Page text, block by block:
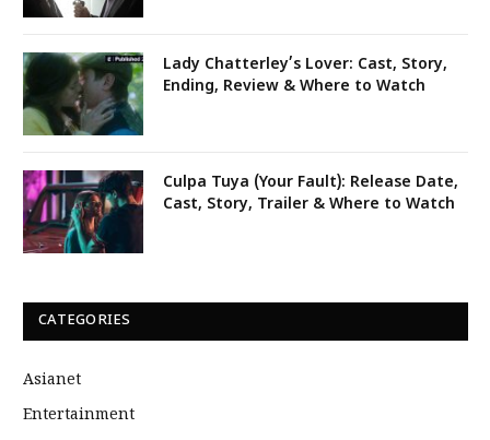
Lady Chatterley’s Lover: Cast, Story,
Ending, Review & Where to Watch
Culpa Tuya (Your Fault): Release Date,
Cast, Story, Trailer & Where to Watch
CATEGORIES
Asianet
Entertainment